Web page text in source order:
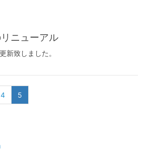
ニューアル
新致しました。
4 5